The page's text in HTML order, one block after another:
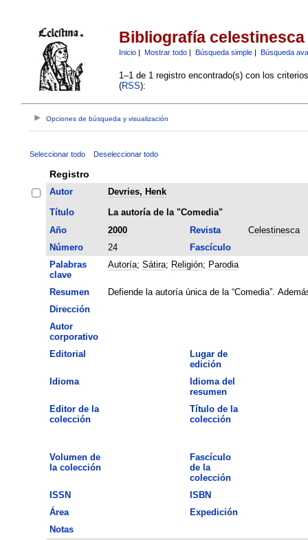
Bibliografía celestinesca
Inicio| Mostrar todo| Búsqueda simple| Búsqueda
1–1 de 1 registro encontrado(s) con los
(RSS):
Opciones de búsqueda y visualización
Seleccionar todo Deseleccionar todo
Registro
Autor
Devries, Henk
Título
La autoría de la "Comedia"
Año
2000 Revista
Celestinesca
Número
24
Fascículo
Palabras
clave
Autoría; Sátira; Religión; Parodia
Resumen
Defiende la autoría única de la “Comedia”.
Dirección
Autor
corporativo
Editorial
Lugar de
edición
Idioma
Idioma del
resumen
Editor de la
colección
Título de la
colección
Volumen de
la colección
Fascículo
de la
colección
ISSN
ISBN
Área
Expedición
Notas